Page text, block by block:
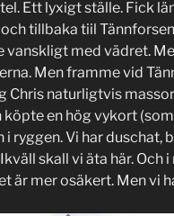
Ett lyxigt ställe. Fick
tillbaka tiil
vanskligt med vädret.
Men framme vid
Chris naturligtvis
en hög vykort
i ryggen. Vi har duschat,
skall vi äta här.
är mer osäkert. Men vi